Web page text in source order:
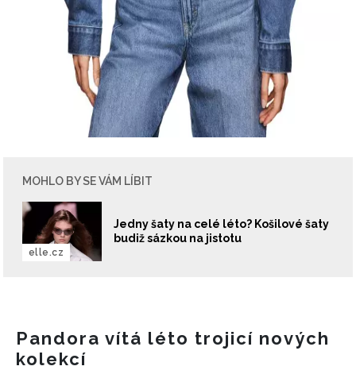
MOHLO BY SE VÁM LÍBIT
Jedny šaty na celé léto? Košilové šaty
budiž sázkou na jistotu
elle.cz
Pandora vítá léto trojicí nových
kolekcí